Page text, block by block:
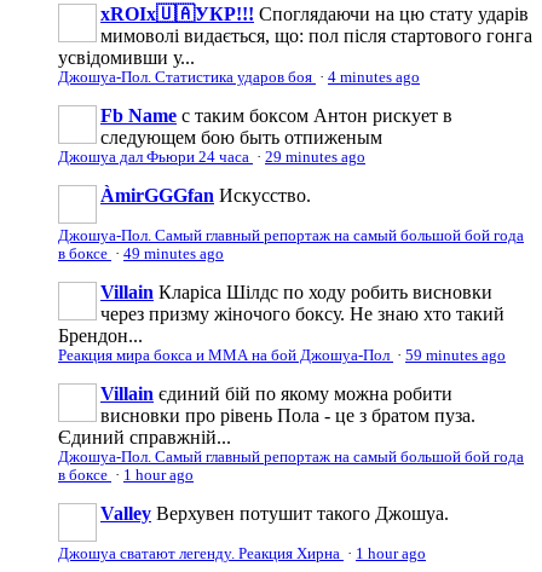
xROIx🇺🇦УКР!!! Споглядаючи на цю стату ударів
мимоволі видається, що: пол після стартового гонга
усвідомивши у...
Джошуа-Пол. Статистика ударов боя · 4 minutes ago
Fb Name с таким боксом Антон рискует в
следующем бою быть отпиженым
Джошуа дал Фьюри 24 часа · 29 minutes ago
ÀmirGGGfan Искусство.
Джошуа-Пол. Самый главный репортаж на самый большой бой года
в боксе · 49 minutes ago
Villain Кларіса Шілдс по ходу робить висновки
через призму жіночого боксу. Не знаю хто такий
Брендон...
Реакция мира бокса и ММА на бой Джошуа-Пол · 59 minutes ago
Villain єдиний бій по якому можна робити
висновки про рівень Пола - це з братом пуза.
Єдиний справжній...
Джошуа-Пол. Самый главный репортаж на самый большой бой года
в боксе · 1 hour ago
Valley Верхувен потушит такого Джошуа.
Джошуа сватают легенду. Реакция Хирна · 1 hour ago